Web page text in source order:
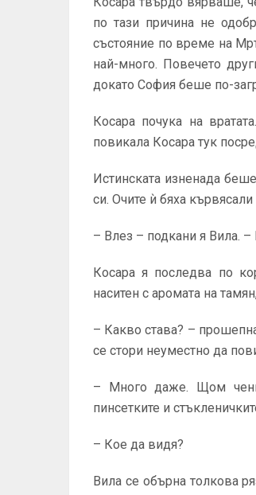
по тази причина не
състояние по време на
най-много. Повечето
докато София беше по-
Косара почука на
повикала Косара тук
Истинската изненада
си. Очите ѝ бяха
– Влез – подкани я Вила.
Косара я последва по
наситен с аромата на
– Какво става? –
се стори неуместно да
– Много даже. Щом
пинсетките и
– Кое да видя?
Вила се обърна толкова